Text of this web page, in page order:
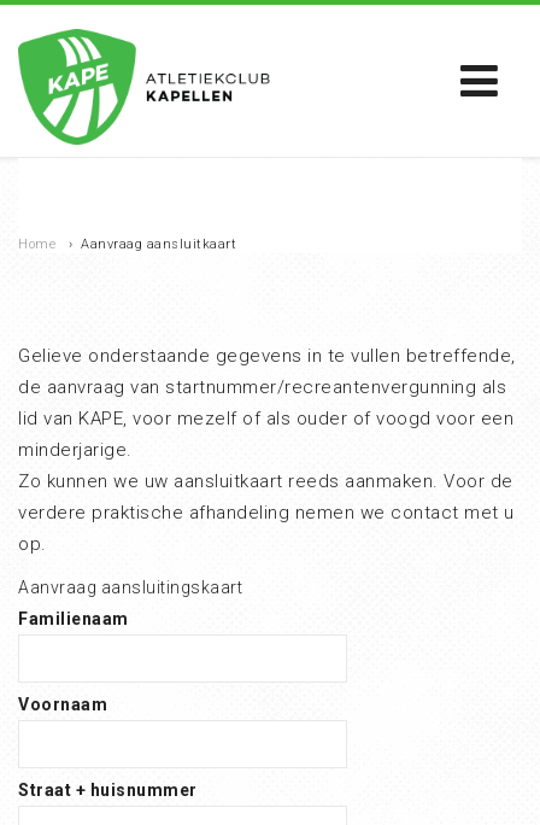
Home › Aanvraag aansluitkaart
Gelieve onderstaande gegevens in te vullen betreffende,
de aanvraag van startnummer/recreantenvergunning als
lid van KAPE, voor mezelf of als ouder of voogd voor een
minderjarige.
Zo kunnen we uw aansluitkaart reeds aanmaken. Voor de
verdere praktische afhandeling nemen we contact met u
op.
Aanvraag aansluitingskaart
Familienaam
Voornaam
Straat + huisnummer